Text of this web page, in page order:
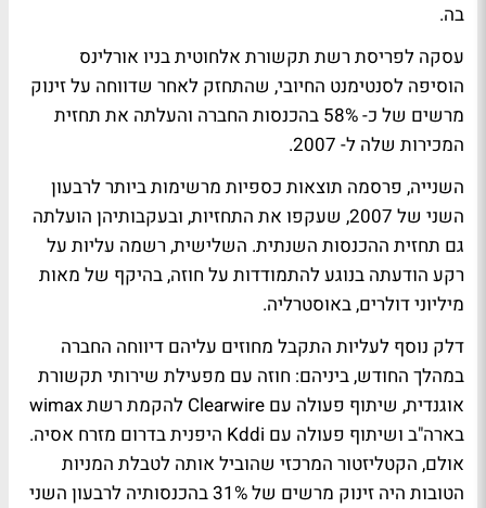
בה.
עסקה לפריסת רשת תקשורת אלחוטית בניו אורלינס
הוסיפה לסנטימנט החיובי, שהתחזק לאחר שדווחה על זינוק
מרשים של כ- 58% בהכנסות החברה והעלתה את תחזית
המכירות שלה ל- 2007.
השנייה, פרסמה תוצאות כספיות מרשימות ביותר לרבעון
השני של 2007, שעקפו את התחזיות, ובעקבותיהן הועלתה
גם תחזית ההכנסות השנתית. השלישית, רשמה עליות על
רקע הודעתה בנוגע להתמודדות על חוזה, בהיקף של מאות
מיליוני דולרים, באוסטרליה.
דלק נוסף לעליות התקבל מחוזים עליהם דיווחה החברה
במהלך החודש, ביניהם: חוזה עם מפעילת שירותי תקשורת
אוגנדית, שיתוף פעולה עם Clearwire להקמת רשת wimax
בארה"ב ושיתוף פעולה עם Kddi היפנית בדרום מזרח אסיה.
אולם, הקטליזטור המרכזי שהוביל אותה לטבלת המניות
הטובות היה זינוק מרשים של 31% בהכנסותיה לרבעון השני